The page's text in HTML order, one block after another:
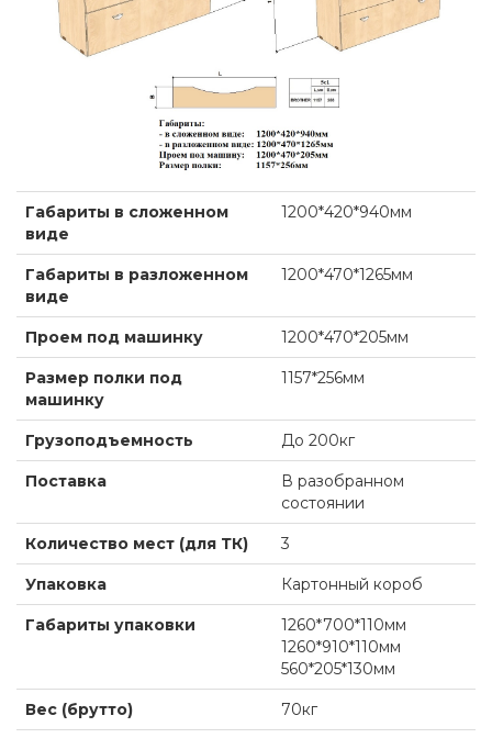
Габариты в сложенном
виде
1200*420*940мм
Габариты в разложенном
виде
1200*470*1265мм
Проем под машинку 1200*470*205мм
Размер полки под
машинку
1157*256мм
Грузоподъемность До 200кг
Поставка
В разобранном
состоянии
Количество мест (для ТК) 3
Упаковка Картонный короб
Габариты упаковки
1260*700*110мм
1260*910*110мм
560*205*130мм
Вес (брутто) 70кг